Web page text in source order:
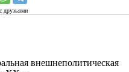
друзьями
внешнеполитическая